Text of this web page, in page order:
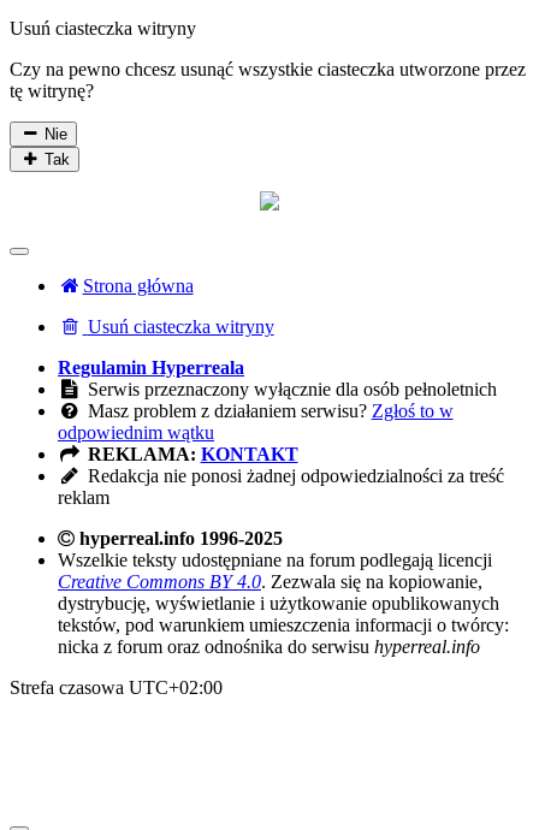
Usuń ciasteczka witryny
Czy na pewno chcesz usunąć wszystkie ciasteczka utworzone przez
tę witrynę?
Nie
Tak
Strona główna
Usuń ciasteczka witryny
Regulamin Hyperreala
Serwis przeznaczony wyłącznie dla osób pełnoletnich
Masz problem z działaniem serwisu? Zgłoś to w
odpowiednim wątku
REKLAMA: KONTAKT
Redakcja nie ponosi żadnej odpowiedzialności za treść
reklam
hyperreal.info 1996-2025
Wszelkie teksty udostępniane na forum podlegają licencji
Creative Commons BY 4.0. Zezwala się na kopiowanie,
dystrybucję, wyświetlanie i użytkowanie opublikowanych
tekstów, pod warunkiem umieszczenia informacji o twórcy:
nicka z forum oraz odnośnika do serwisu hyperreal.info
Strefa czasowa UTC+02:00